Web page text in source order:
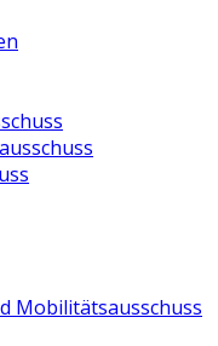
Mobilitätsausschuss